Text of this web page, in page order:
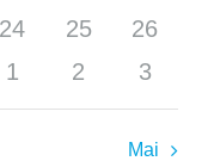
évènementsévènements
0
évènements
24
0
évènements
25
0
26
0
1
0
2
0
3
Mai